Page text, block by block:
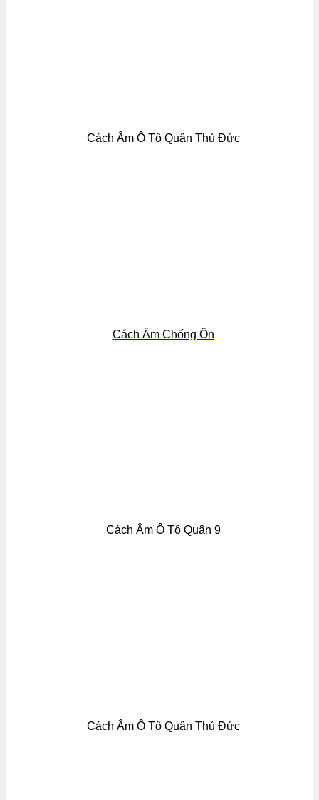
Cách Âm Ô Tô Quận Thủ Đức
Cách Âm Chống Ồn
Cách Âm Ô Tô Quận 9
Cách Âm Ô Tô Quận Thủ Đức